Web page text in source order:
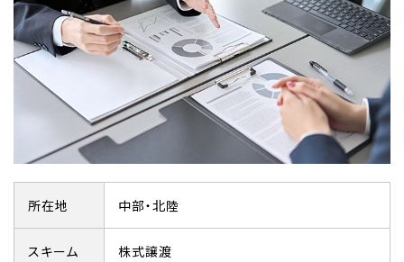
所在地 中部・北陸
スキーム 株式譲渡